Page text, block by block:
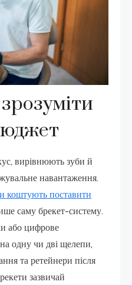
вирівнюють зуби й
навантаження.
коштують поставити
саму брекет-систему.
або цифрове
одну чи дві щелепи,
та ретейнери після
зазвичай